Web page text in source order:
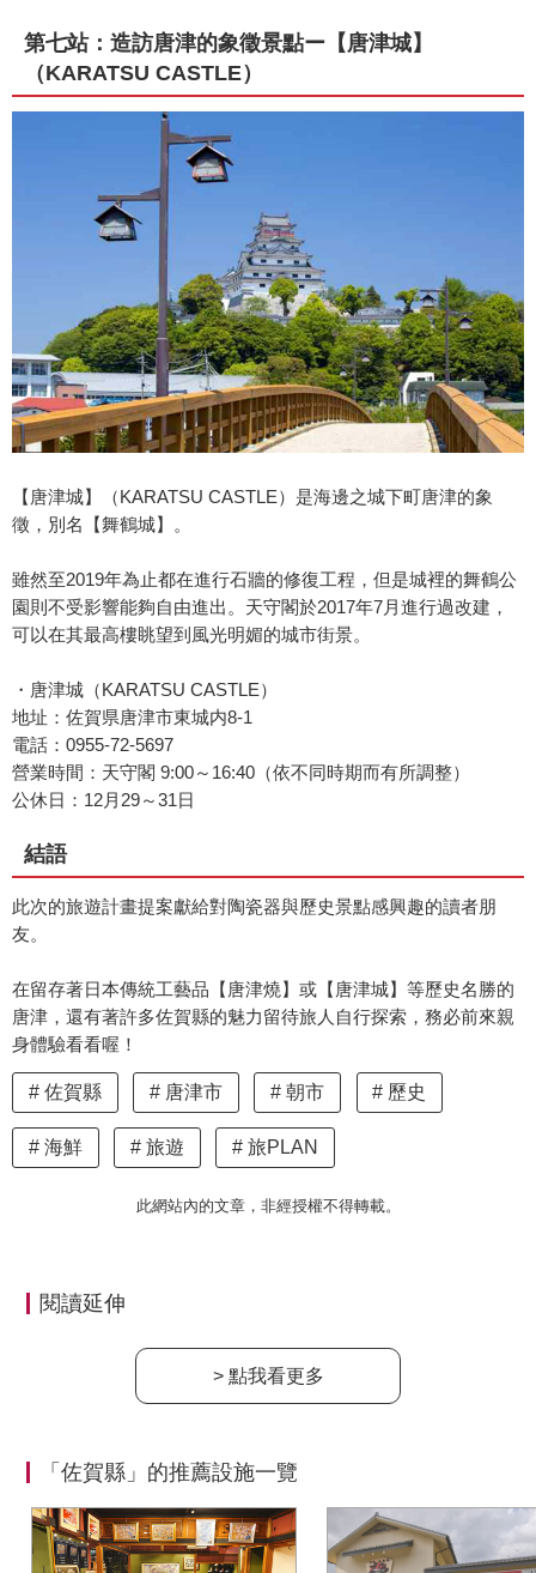
第七站：造訪唐津的象徵景點ー【唐津城】
（KARATSU CASTLE）
【唐津城】（KARATSU CASTLE）是海邊之城下町唐津的象
徵，別名【舞鶴城】。
雖然至2019年為止都在進行石牆的修復工程，但是城裡的舞鶴公
園則不受影響能夠自由進出。天守閣於2017年7月進行過改建，
可以在其最高樓眺望到風光明媚的城市街景。
・唐津城（KARATSU CASTLE）
地址：佐賀県唐津市東城内8-1
電話：0955-72-5697
營業時間：天守閣 9:00～16:40（依不同時期而有所調整）
公休日：12月29～31日
結語
此次的旅遊計畫提案獻給對陶瓷器與歷史景點感興趣的讀者朋
友。
在留存著日本傳統工藝品【唐津燒】或【唐津城】等歷史名勝的
唐津，還有著許多佐賀縣的魅力留待旅人自行探索，務必前來親
身體驗看看喔！
佐賀縣 唐津市 朝市 歷史
海鮮 旅遊 旅PLAN
此網站內的文章，非經授權不得轉載。
閱讀延伸
> 點我看更多
「佐賀縣」的推薦設施一覽